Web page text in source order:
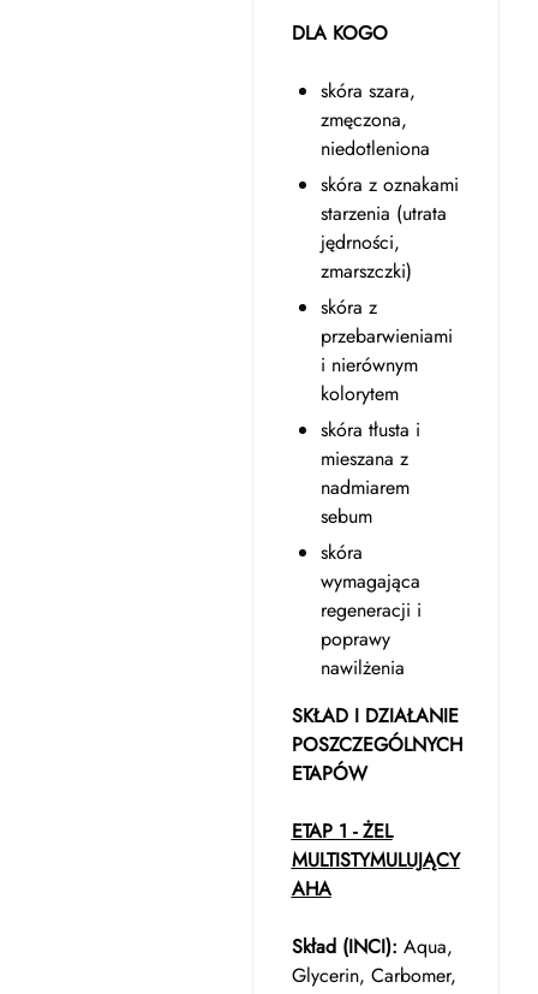
DLA KOGO
skóra szara,
zmęczona,
niedotleniona
skóra z oznakami
starzenia (utrata
jędrności,
zmarszczki)
skóra z
przebarwieniami
i nierównym
kolorytem
skóra tłusta i
mieszana z
nadmiarem
sebum
skóra
wymagająca
regeneracji i
poprawy
nawilżenia
SKŁAD I DZIAŁANIE
POSZCZEGÓLNYCH
ETAPÓW
ETAP 1 - ŻEL
MULTISTYMULUJĄCY
AHA
Skład (INCI): Aqua,
Glycerin, Carbomer,